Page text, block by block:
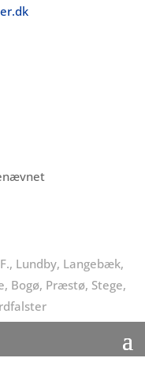
Lundby, Langebæk,
Bogø, Præstø, Stege,